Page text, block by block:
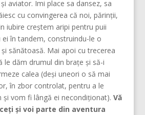
aviator. Imi place sa dansez, sa
cu convingerea că noi, părinţii,
iubire creştem aripi pentru puii
în tandem, construindu-le o
sănătoasă. Mai apoi cu trecerea
le dăm drumul din braţe și să-i
calea (deşi uneori o să mai
în zbor controlat, pentru a le
şi vom fi lângă ei necondiţionat). Vă
și voi parte din aventura